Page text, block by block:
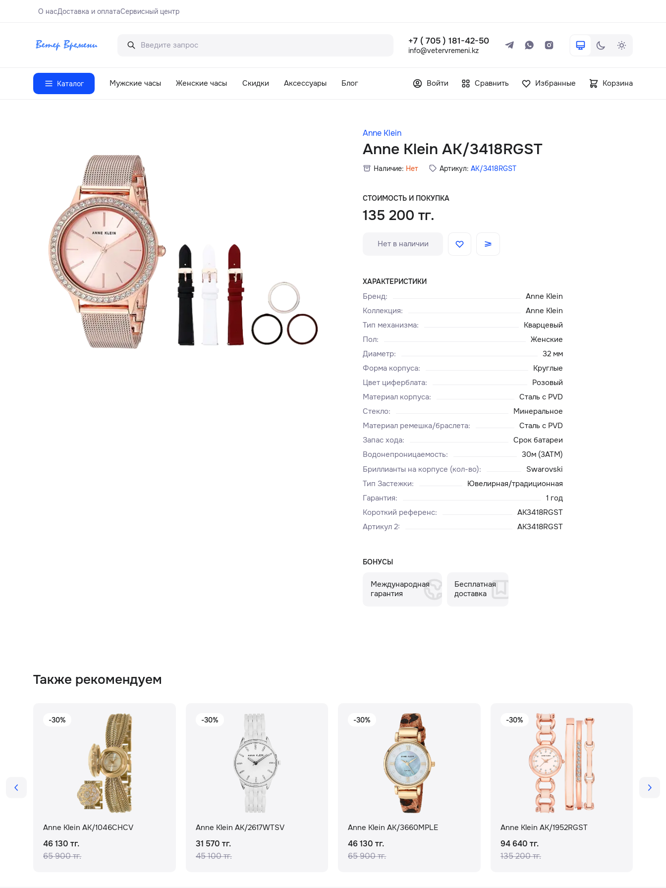
О насДоставка и оплатаСервисный центр
+7 ( 705 ) 181-42-50
info@vetervremeni.kz
Каталог Мужские часы Женские часы Скидки Аксессуары Блог Войти Сравнить Избранные Корзина
Anne Klein
Anne Klein AK/3418RGST
Наличие: Нет Артикул: AK/3418RGST
СТОИМОСТЬ И ПОКУПКА
135 200 тг.
Нет в наличии
ХАРАКТЕРИСТИКИ
Бренд:
Anne Klein
Коллекция:
Anne Klein
Тип механизма:
Кварцевый
Пол:
Женские
Диаметр:
32 мм
Форма корпуса:
Круглые
Цвет циферблата:
Розовый
Материал корпуса:
Сталь с PVD
Стекло:
Минеральное
Материал ремешка/браслета:
Сталь с PVD
Запас хода:
Срок батареи
Водонепроницаемость:
30м (3ATM)
Бриллианты на корпусе (кол-во):
Swarovski
Тип Застежки:
Ювелирная/традиционная
Гарантия:
1 год
Короткий референс:
AK3418RGST
Артикул 2: AK3418RGST
БОНУСЫ
Международная
гарантия
Бесплатная
доставка
Также рекомендуем
-30%
Anne Klein AK/1046CHCV
46 130 тг.
65 900 тг.
-30%
Anne Klein AK/2617WTSV
31 570 тг.
45 100 тг.
-30%
Anne Klein AK/3660MPLE
46 130 тг.
65 900 тг.
-30%
Anne Klein AK/1952RGST
94 640 тг.
135 200 тг.
+7 ( 705 ) 181-42-50
Каталог
Главная
Доставка и оплата
Сервисный центр